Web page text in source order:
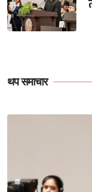
थप समाचार